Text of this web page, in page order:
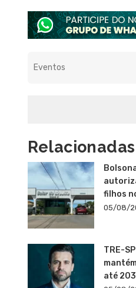
Relacionadas
filhos
05/08/
TRE-
até